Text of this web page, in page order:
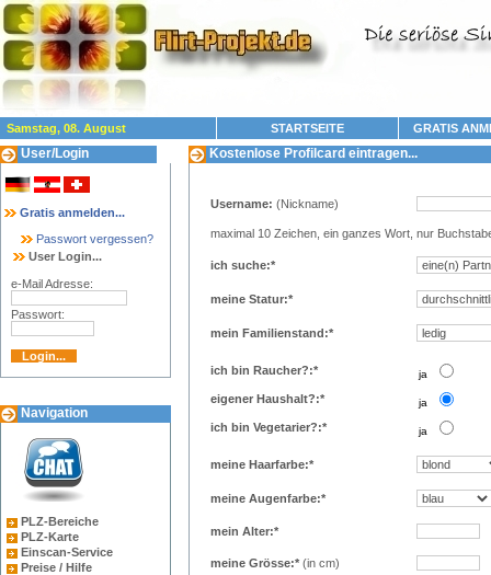
Samstag, 08. August STARTSEITE GRATIS
User/Login
Gratis anmelden...
Passwort vergessen?
User Login...
e-Mail Adresse:
Passwort:
Navigation
PLZ-Bereiche
PLZ-Karte
Einscan-Service
Preise / Hilfe
Kostenlose Profilcard eintragen...
Username: (Nickname)
maximal 10 Zeichen, ein ganzes Wort, nur
ich suche:*
meine Statur:*
mein Familienstand:*
ich bin Raucher?:* ja
eigener Haushalt?:*
ja
ich bin Vegetarier?:*
ja
meine Haarfarbe:*
meine Augenfarbe:*
mein Alter:*
meine Grösse:*(in cm)